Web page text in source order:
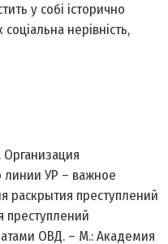
у собі історично
нерівність,
линии УР – важное
раскрытия преступлений
преступлений
ОВД. – М.: Академия